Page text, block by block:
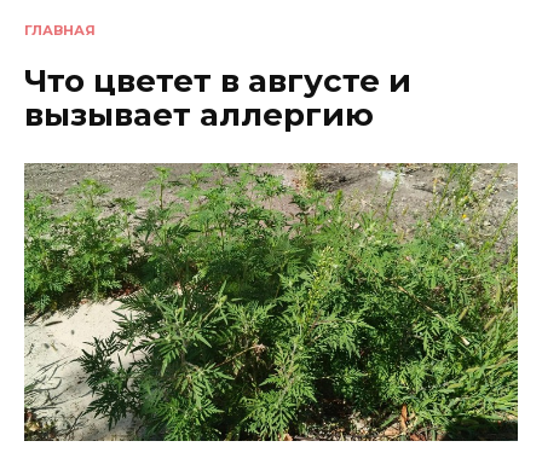
ГЛАВНАЯ
Что цветет в августе и
вызывает аллергию